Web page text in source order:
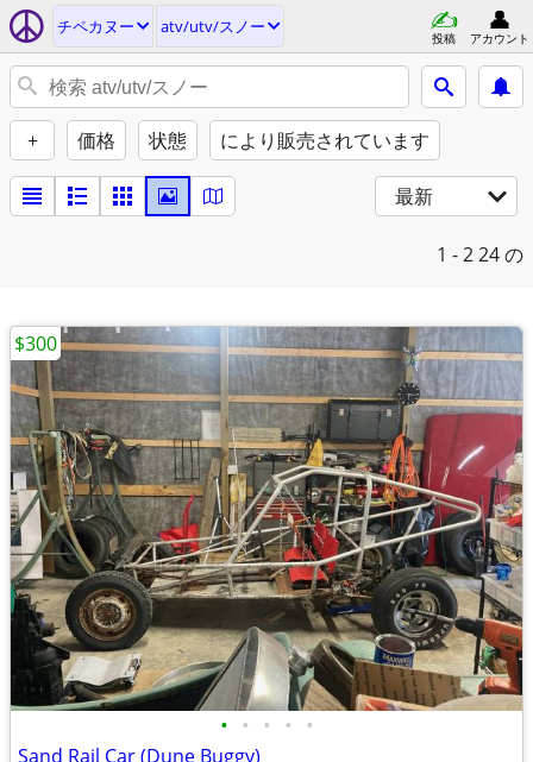
チペカヌー atv/utv/スノー
投稿 アカウント
+ 価格 状態 により販売されています
最新
1 - 224 の
• • • • •
Sand Rail Car (Dune Buggy)
$300